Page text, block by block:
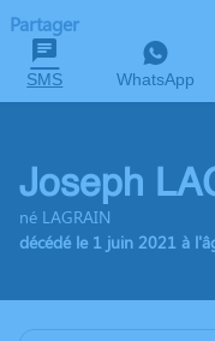
Partager
SMS WhatsApp
Joseph
né LAGRAIN
décédé le 1 juin 2021 à